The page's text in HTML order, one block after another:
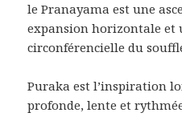
le Pranayama est une
expansion horizontale et
circonférencielle du
Puraka est l’inspiration
profonde, lente et